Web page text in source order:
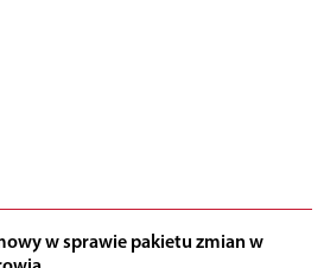
w sprawie pakietu zmian w